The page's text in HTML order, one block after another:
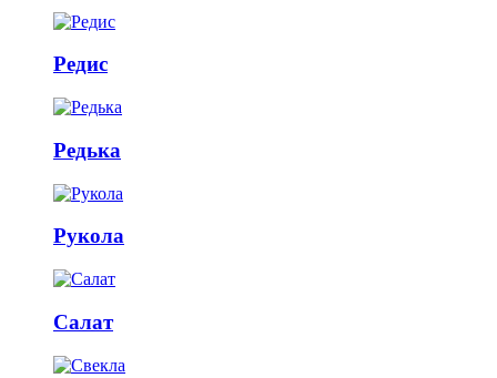
Редис
Редька
Рукола
Салат